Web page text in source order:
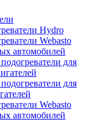
Hydro
Webasto
автомобилей
для
для
Webasto
автомобилей